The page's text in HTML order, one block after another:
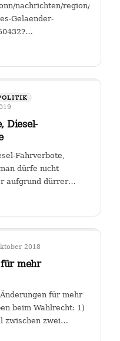
nachrichten/region/Warum-
Gelaender-
Diesel-
Fahrverbote,
dürfe nicht
aufgrund dürrer
2018
mehr
für mehr
beim Wahlrecht: 1)
zwischen zwei